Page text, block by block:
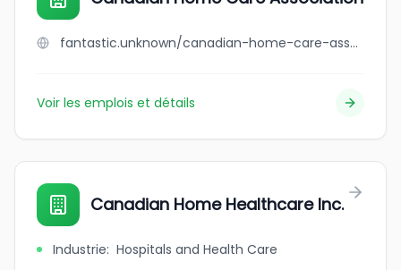
fantastic.unknown/canadian-home-care-association
Voir les emplois et détails
Canadian Home Healthcare Inc.
Industrie: Hospitals and Health Care